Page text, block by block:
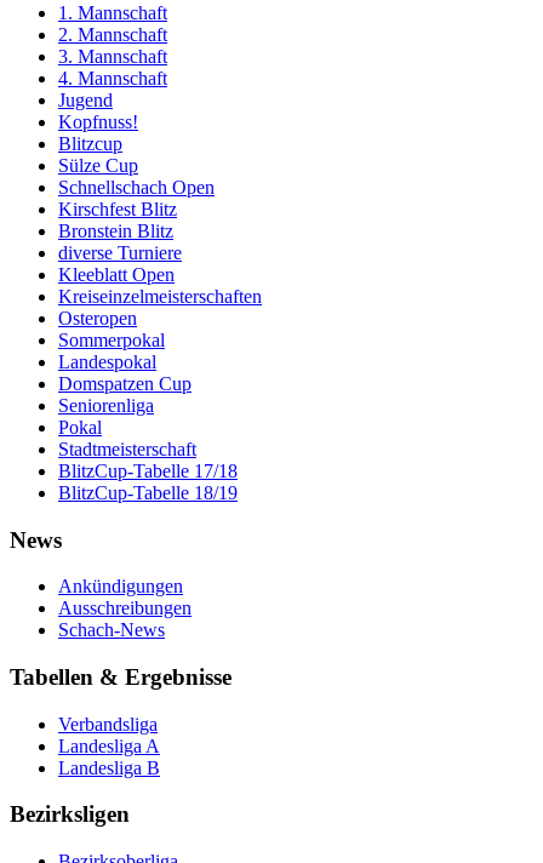
1. Mannschaft
2. Mannschaft
3. Mannschaft
4. Mannschaft
Jugend
Kopfnuss!
Blitzcup
Sülze Cup
Schnellschach Open
Kirschfest Blitz
Bronstein Blitz
diverse Turniere
Kleeblatt Open
Kreiseinzelmeisterschaften
Osteropen
Sommerpokal
Landespokal
Domspatzen Cup
Seniorenliga
Pokal
Stadtmeisterschaft
BlitzCup-Tabelle 17/18
BlitzCup-Tabelle 18/19
News
Ankündigungen
Ausschreibungen
Schach-News
Tabellen & Ergebnisse
Verbandsliga
Landesliga A
Landesliga B
Bezirksligen